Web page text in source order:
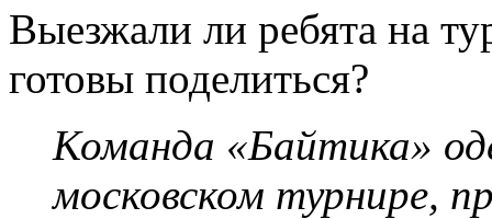
Выезжали ли ребята на
готовы поделиться?
Команда «Байтика»
московском турнире,